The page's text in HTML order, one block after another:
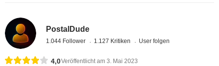
PostalDude
1.044 Follower 1.127 Kritiken User folgen
4,0Veröffentlicht am 3. Mai 2023